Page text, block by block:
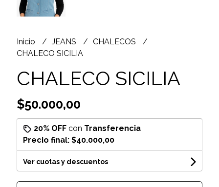
Inicio JEANS
CHALECOS
CHALECO SICILIA
CHALECO SICILIA
$50.000,00
20% OFFcon Transferencia
Precio final: $40.000,00
Ver cuotas y descuentos